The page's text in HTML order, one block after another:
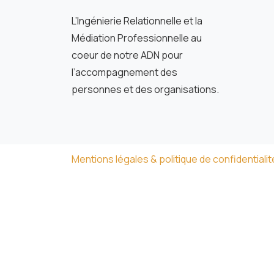
L’Ingénierie Relationnelle et la
Médiation Professionnelle au
coeur de notre ADN pour
l’accompagnement des
personnes et des organisations.
Mentions légales & politique de